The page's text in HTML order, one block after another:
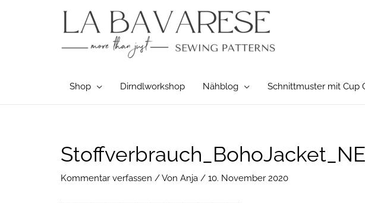
Shop Dirndlworkshop Nähblog Schnittmuster mit Cup
Kommentar verfassen / Von Anja / 10. November 2020
Post
navigation